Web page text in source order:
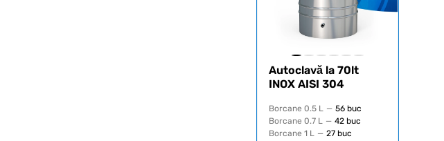
Autoclavă la 70lt
INOX AISI 304
Borcane 0.5 L — 56 buc
Borcane 0.7 L
— 42 buc
Borcane 1 L
— 27 buc